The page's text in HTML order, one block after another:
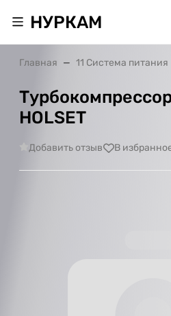
НУРКАМ
Главная 11 Система питания
HOLSET
Добавить отзыв В